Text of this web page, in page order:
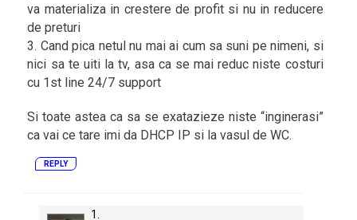
va materializa in crestere de profit si nu in reducere
de preturi
3. Cand pica netul nu mai ai cum sa suni pe nimeni, si
nici sa te uiti la tv, asa ca se mai reduc niste costuri
cu 1st line 24/7 support
Si toate astea ca sa se exatazieze niste “inginerasi”
ca vai ce tare imi da DHCP IP si la vasul de WC.
REPLY